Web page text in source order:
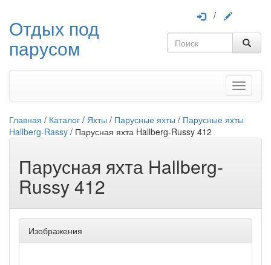
Отдых под
парусом
/
Меню
Главная / Каталог / Яхты / Парусные яхты / Парусные яхты
Hallberg-Rassy / Парусная яхта Hallberg-Russy 412
Парусная яхта Hallberg-
Russy 412
Изображения